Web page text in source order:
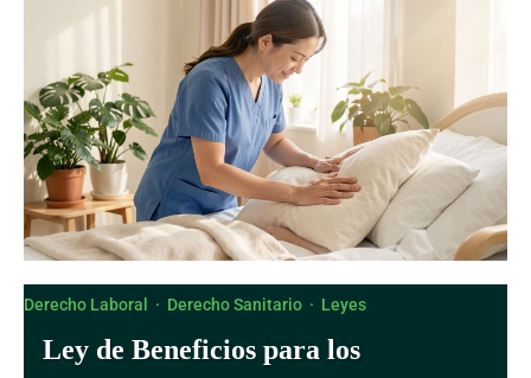
Derecho Laboral · Derecho Sanitario · Leyes
Ley de Beneficios para los